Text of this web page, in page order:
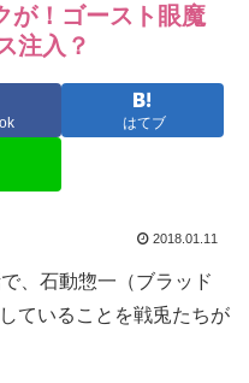
が！ゴースト眼魔
注入？
はてブ
2018.01.11
、石動惣一（ブラッド
ていることを戦兎たちが